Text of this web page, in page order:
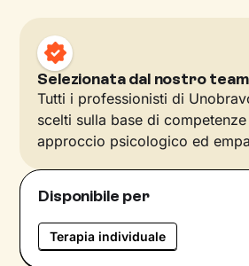
Selezionata dal nostro
Tutti i professionisti di
scelti sulla base di
approccio psicologico ed
Disponibile per
Terapia individuale